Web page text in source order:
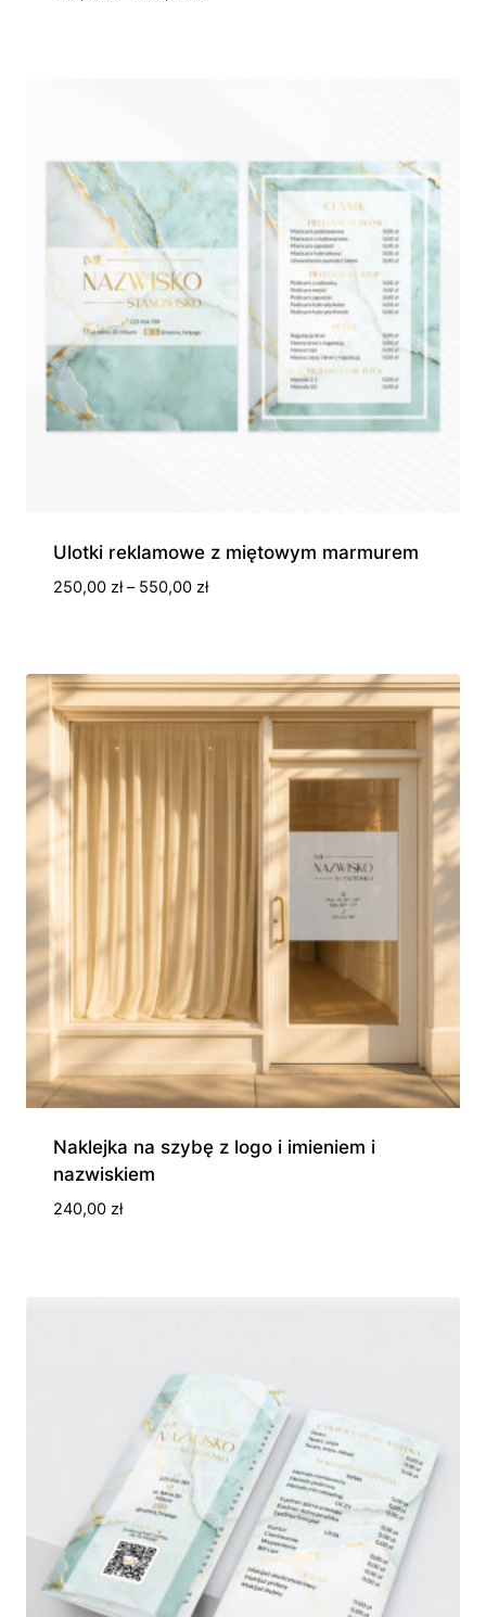
Ulotki reklamowe z miętowym marmurem
250,00 zł – 550,00 złZakres
do
550,00 zł
Naklejka na szybę z logo i imieniem i
nazwiskiem
240,00 zł